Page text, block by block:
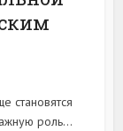
становятся
роль...